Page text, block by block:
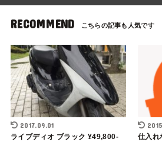
RECOMMEND
2017.09.01
ライブディオ ブラック ¥49,800-
仕入れ